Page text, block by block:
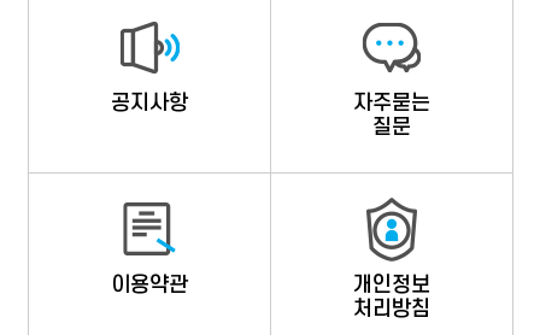
공지사항
자주묻는
질문
이용약관
개인정보
처리방침